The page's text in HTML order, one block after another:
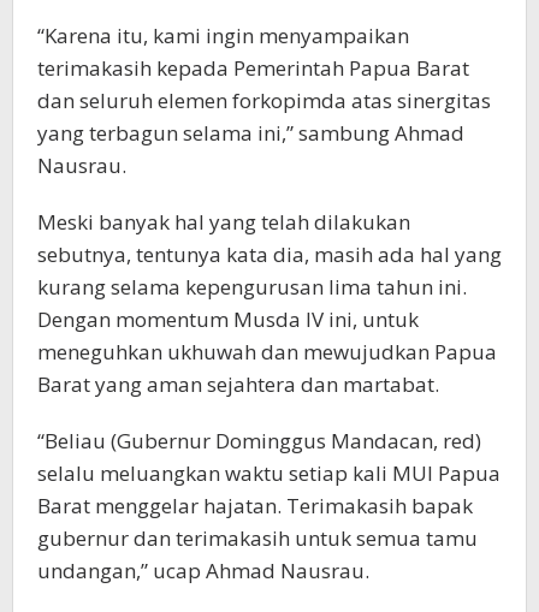
“Karena itu, kami ingin menyampaikan
terimakasih kepada Pemerintah Papua Barat
dan seluruh elemen forkopimda atas sinergitas
yang terbagun selama ini,” sambung Ahmad
Nausrau.
Meski banyak hal yang telah dilakukan
sebutnya, tentunya kata dia, masih ada hal yang
kurang selama kepengurusan lima tahun ini.
Dengan momentum Musda IV ini, untuk
meneguhkan ukhuwah dan mewujudkan Papua
Barat yang aman sejahtera dan martabat.
“Beliau (Gubernur Dominggus Mandacan, red)
selalu meluangkan waktu setiap kali MUI Papua
Barat menggelar hajatan. Terimakasih bapak
gubernur dan terimakasih untuk semua tamu
undangan,” ucap Ahmad Nausrau.